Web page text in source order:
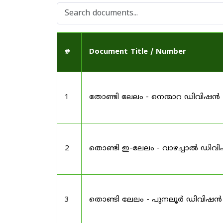
# Document Title / Number
1 തോണ്ടി ലേലം - നെന്മാറ ഡിവിഷൻ
2 തൊണ്ടി ഇ-ലേലം - വാഴച്ചാൽ
3 തൊണ്ടി ലേലം - പുനലൂർ ഡിവിഷൻ